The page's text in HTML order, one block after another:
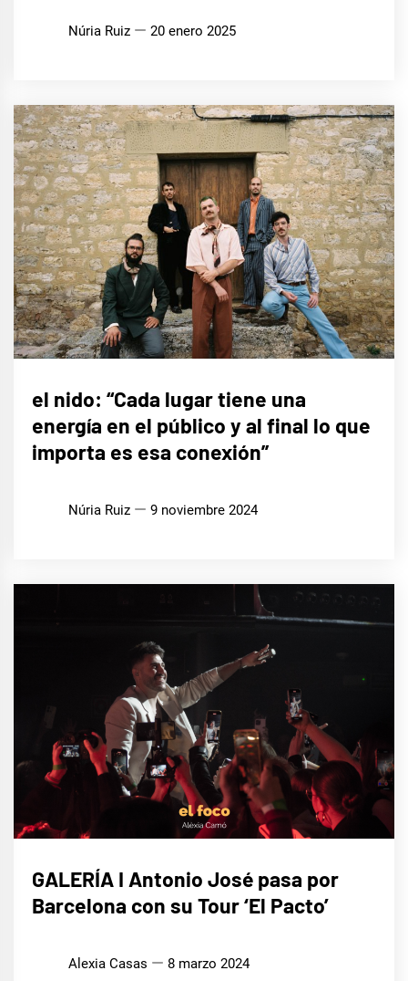
Núria Ruiz 20 enero 2025
el nido: “Cada lugar tiene una
energía en el público y al final lo que
importa es esa conexión”
Núria Ruiz 9 noviembre 2024
GALERÍA I Antonio José pasa por
Barcelona con su Tour ‘El Pacto’
Alexia Casas 8 marzo 2024